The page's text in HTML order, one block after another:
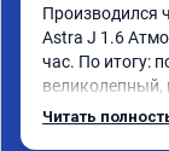
Производился
Astra J 1.6
час. По итогу:
великолепный,
плавнее. На
Читать